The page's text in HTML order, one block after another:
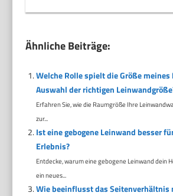
Ähnliche Beiträge:
Welche Rolle spielt die Größe meines
Auswahl der richtigen
Erfahren Sie, wie die Raumgröße Ihre
zur...
Ist eine gebogene Leinwand besser
Erlebnis?
Entdecke, warum eine gebogene Leinwand dein
ein neues...
Wie beeinflusst das Seitenverhältnis